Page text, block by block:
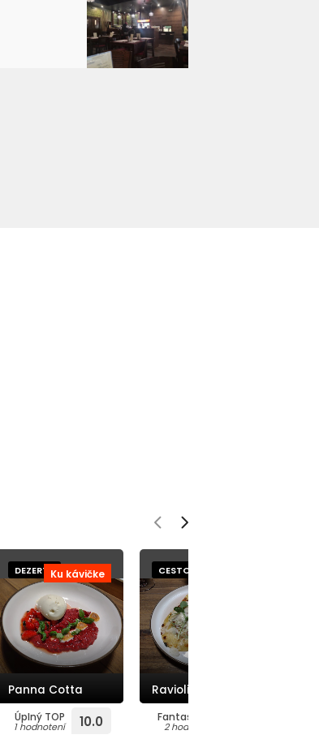
Ku kávičke
DEZERTY
Panna Cotta
Úplný TOP
1 hodnotení 10.0
CESTOVINY
Ravioli Spinaci
Fantastické
2 hodnotení